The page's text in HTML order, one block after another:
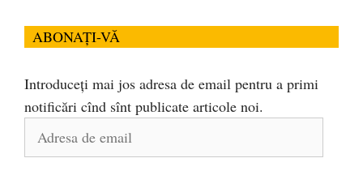
ABONAȚI-VĂ
Introduceți mai jos adresa de email pentru a primi
notificări cînd sînt publicate articole noi.
Adresa